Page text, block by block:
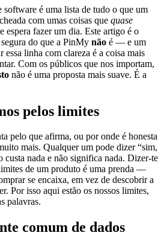
software é uma lista de tudo o que um
com umas coisas que quase
espera fazer um dia. Este artigo é o
do que a PinMy não é — e um
essa linha com clareza é a coisa mais
Com os públicos que nos importam,
não é uma proposta mais suave. É a
pelos limites
pelo que afirma, ou por onde é honesta
mais. Qualquer um pode dizer “sim,
custa nada e não significa nada. Dizer-te
de um produto é uma prenda —
se encaixa, em vez de descobrir a
Por isso aqui estão os nossos limites,
palavras.
comum de dados